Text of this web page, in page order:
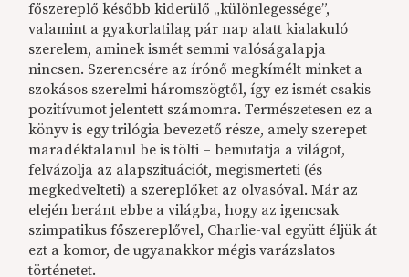
főszereplő később kiderülő „különlegessége”,
valamint a gyakorlatilag pár nap alatt kialakuló
szerelem, aminek ismét semmi valóságalapja
nincsen. Szerencsére az írónő megkímélt minket a
szokásos szerelmi háromszögtől, így ez ismét csakis
pozitívumot jelentett számomra. Természetesen ez a
könyv is egy trilógia bevezető része, amely szerepet
maradéktalanul be is tölti – bemutatja a világot,
felvázolja az alapszituációt, megismerteti (és
megkedvelteti) a szereplőket az olvasóval. Már az
elején beránt ebbe a világba, hogy az igencsak
szimpatikus főszereplővel, Charlie-val együtt éljük át
ezt a komor, de ugyanakkor mégis varázslatos
történetet.